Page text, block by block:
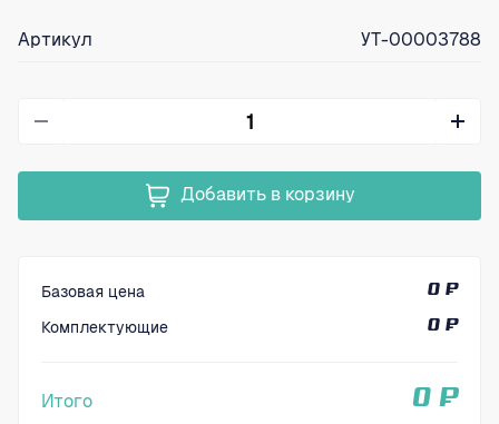
Артикул УТ-00003788
Добавить в корзину
Базовая цена
0 ₽
Комплектующие
0 ₽
Итого 0 ₽